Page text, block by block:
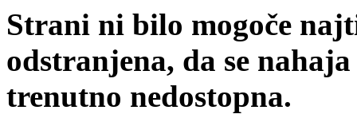
Strani ni bilo mogoče
odstranjena, da se
trenutno nedostopna.